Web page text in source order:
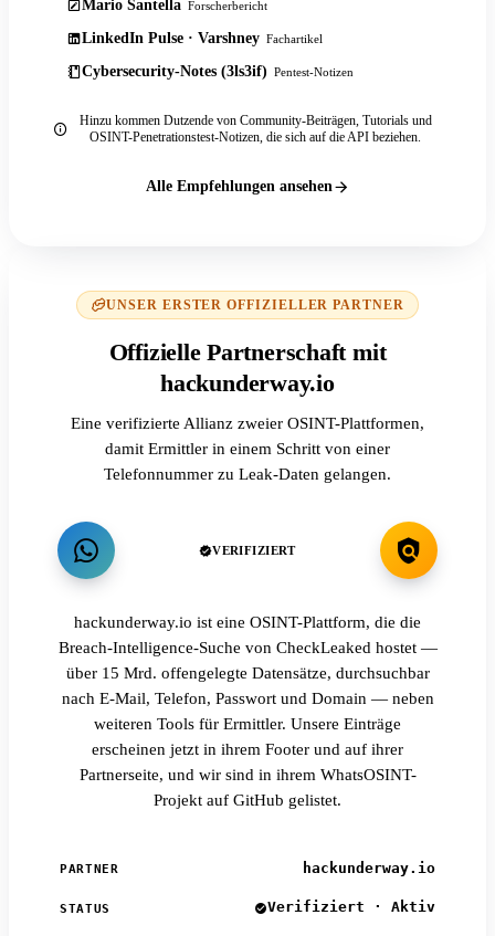
Mario Santella Forscherbericht
LinkedIn Pulse · Varshney Fachartikel
Cybersecurity-Notes (3ls3if) Pentest-Notizen
Hinzu kommen Dutzende von Community-Beiträgen, Tutorials und
OSINT-Penetrationstest-Notizen, die sich auf die API beziehen.
Alle Empfehlungen ansehen
UNSER ERSTER OFFIZIELLER PARTNER
Offizielle Partnerschaft mit
hackunderway.io
Eine verifizierte Allianz zweier OSINT-Plattformen,
damit Ermittler in einem Schritt von einer
Telefonnummer zu Leak-Daten gelangen.
VERIFIZIERT
hackunderway.io ist eine OSINT-Plattform, die die
Breach-Intelligence-Suche von CheckLeaked hostet —
über 15 Mrd. offengelegte Datensätze, durchsuchbar
nach E-Mail, Telefon, Passwort und Domain — neben
weiteren Tools für Ermittler. Unsere Einträge
erscheinen jetzt in ihrem Footer und auf ihrer
Partnerseite, und wir sind in ihrem WhatsOSINT-
Projekt auf GitHub gelistet.
PARTNER hackunderway.io
STATUS Verifiziert · Aktiv